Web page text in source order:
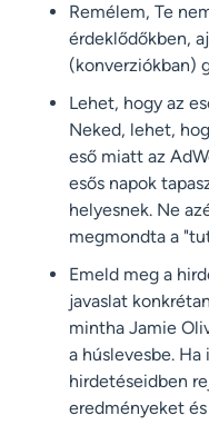
Remélem, Te
érdeklődőkben,
(konverziókban)
Lehet, hogy az
Neked, lehet,
eső miatt az
esős napok
helyesnek. Ne
megmondta a
Emeld meg a
javaslat
mintha Jamie
a húslevesbe. Ha
hirdetéseidben
eredményeket